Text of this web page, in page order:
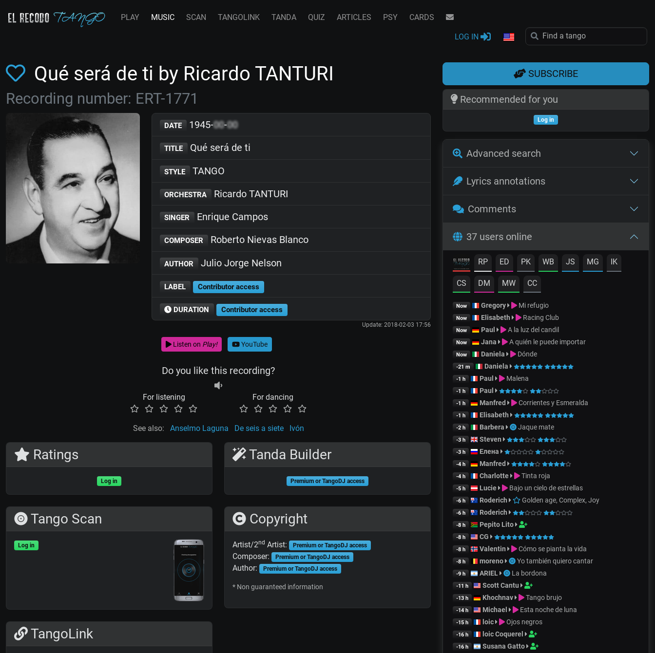
PLAY MUSIC SCAN TANGOLINK TANDA QUIZ ARTICLES PSY CARDS
LOG IN
Qué será de ti by Ricardo TANTURI
Recording number: ERT-1771
DATE 1945-00-00
TITLE Qué será de ti
STYLE TANGO
ORCHESTRA Ricardo TANTURI
SINGER Enrique Campos
COMPOSER Roberto Nievas Blanco
AUTHOR Julio Jorge Nelson
LABEL Contributor access
DURATION Contributor access
Update: 2018-02-03 17:56
Listen on Play! YouTube
Do you like this recording?
For listening For dancing
See also: Anselmo Laguna De seis a siete Ivón
Ratings
Log in
Tango Scan
Log in
TangoLink
Tanda Builder
Premium or TangoDJ access
Copyright
Artist/2nd Artist: Premium or TangoDJ access
Composer: Premium or TangoDJ access
Author: Premium or TangoDJ access
* Non guaranteed information
SUBSCRIBE
Recommended for you
Log in
Advanced search
Lyrics annotations
Comments
37 users online
RP ED PK WB JS MG IK
CS DM MW CC
Now Gregory Mi refugio
Now Elisabeth Racing Club
Now Paul A la luz del candil
Now Jana A quién le puede importar
Now Daniela Dónde
-21 m Daniela
-1 h Paul Malena
-1 h Paul
-1 h Manfred Corrientes y Esmeralda
-1 h Elisabeth
-2 h Barbera Jaque mate
-3 h Steven
-3 h Елена
-4 h Manfred
-4 h Charlotte Tinta roja
-5 h Lucie Bajo un cielo de estrellas
-6 h Roderich Golden age, Complex, Joy
-6 h Roderich
-8 h Pepito Lito
-8 h CG
-8 h Valentin Cómo se pianta la vida
-8 h moreno Yo también quiero cantar
-9 h ARIEL La bordona
-11 h Scott Cantu
-13 h Khochnav Tango brujo
-14 h Michael Esta noche de luna
-15 h loic Ojos negros
-16 h loic Coquerel
-16 h Susana Gatto